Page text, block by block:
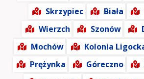
Skrzypiec
Biała
Wierzch
Szonów
Mochów
Kolonia
Prężynka
Góreczno